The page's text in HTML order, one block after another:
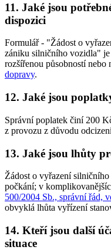
11. Jaké jsou
dispozici
Formulář - "Žádost o
zániku silničního vozidla"
rozšířenou působností nebo
dopravy.
12. Jaké jsou
Správní poplatek činí 200
z provozu z důvodu
13. Jaké jsou lhůty
Žádost o vyřazení
počkání; v
500/2004 Sb., správní řád,
obvyklá lhůta vyřízení
14. Kteří jsou další
situace